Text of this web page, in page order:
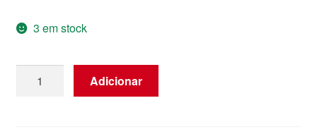
3 em stock
Adicionar